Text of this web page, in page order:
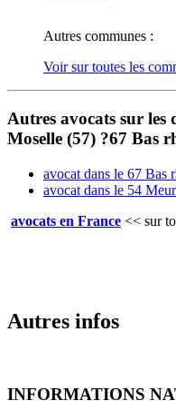
Autres communes :
Voir sur toutes les
Autres avocats sur les
Moselle (57) ?67 Bas
avocat dans le 67 Bas
avocat dans le 54
avocats en France << sur
Autres infos
INFORMATIONS